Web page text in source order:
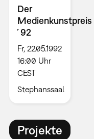
Der
Medienkunstpreis
´92
Fr, 22.05.1992
16:00 Uhr
CEST
Stephanssaal
Projekte